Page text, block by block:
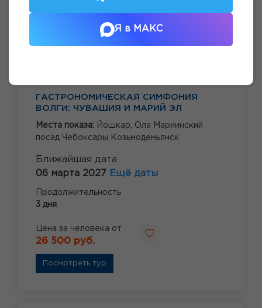
ГАСТРОНОМИЧЕСКАЯ СИМФОНИЯ
ВОЛГИ: ЧУВАШИЯ И МАРИЙ ЭЛ
Места показа: Йошкар, Ола Мариинский
посад Чебоксары Козьмодемьянск
Ближайшая дата
06 марта 2027 Ещё даты
Продолжительность
3 дня
Цена за человека от
26 500 руб.
Посмотреть тур
Я в МАКС